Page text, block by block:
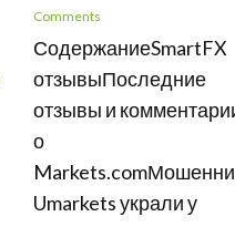
Comments
СодержаниеSmartFX
отзывыПоследние
отзывы и
о
Umarkets украли у